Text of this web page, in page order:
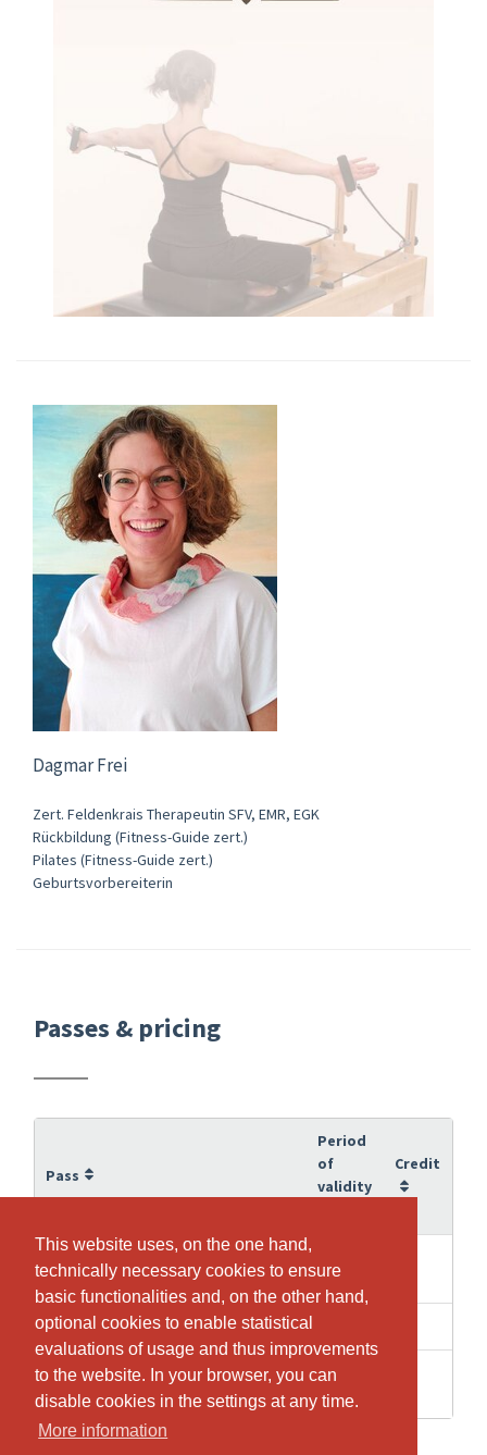
This website uses, on the one hand,
technically necessary cookies to ensure
basic functionalities and, on the other hand,
optional cookies to enable statistical
evaluations of usage and thus improvements
to the website. In your browser, you can
disable cookies in the settings at any time.
More information
This website uses, on the one hand,
technically necessary cookies to ensure
basic functionalities and, on the other hand,
optional cookies to enable statistical
evaluations of usage and thus improvements
to the website. In your browser, you can
disable cookies in the settings at any time.
More information
Dagmar Frei
Zert. Feldenkrais Therapeutin SFV, EMR, EGK
Rückbildung (Fitness-Guide zert.)
Pilates (Fitness-Guide zert.)
Geburtsvorbereiterin
Passes & pricing
Pass
Period
of
validity
Credit
10 Boutique Reformer
weeks
Boutique Reformer
Reformer Rückbildung
16
weeks